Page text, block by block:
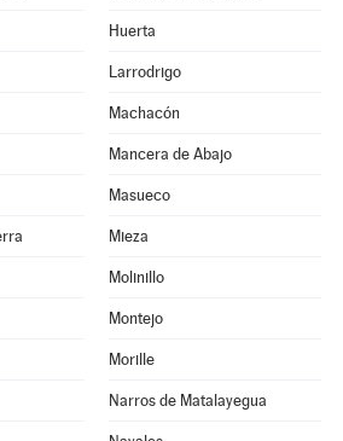
Huerta
Larrodrigo
Machacón
Mancera de Abajo
Masueco
Mieza
Molinillo
Montejo
Morille
Narros de Matalayegua